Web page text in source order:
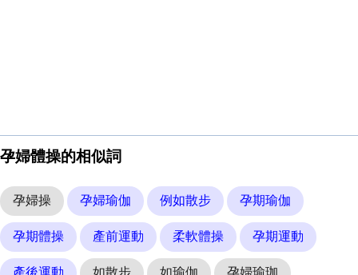
孕婦體操的相似詞
孕婦操 孕婦瑜伽 例如散步 孕期瑜伽
孕期體操 產前運動 柔軟體操 孕期運動
產後運動 如散步 如瑜伽 孕婦瑜珈